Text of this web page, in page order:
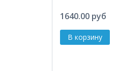
1640.00 руб